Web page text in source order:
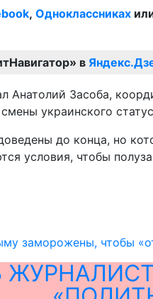
, Одноклассниках
в
Анатолий Засоба,
украинского
до конца, но
условия, чтобы
заморожены, чтобы